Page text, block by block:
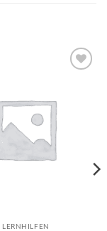
LERNHILFEN